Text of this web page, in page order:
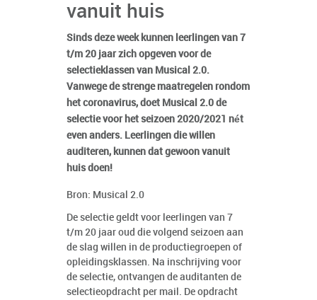
vanuit huis
Sinds deze week kunnen leerlingen van 7
t/m 20 jaar zich opgeven voor de
selectieklassen van Musical 2.0.
Vanwege de strenge maatregelen rondom
het coronavirus, doet Musical 2.0 de
selectie voor het seizoen 2020/2021 nét
even anders. Leerlingen die willen
auditeren, kunnen dat gewoon vanuit
huis doen!
Bron: Musical 2.0
De selectie geldt voor leerlingen van 7
t/m 20 jaar oud die volgend seizoen aan
de slag willen in de productiegroepen of
opleidingsklassen. Na inschrijving voor
de selectie, ontvangen de auditanten de
selectieopdracht per mail. De opdracht